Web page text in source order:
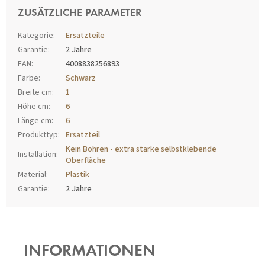
ZUSÄTZLICHE PARAMETER
Kategorie:
Ersatzteile
Garantie:
2 Jahre
EAN:
4008838256893
Farbe:
Schwarz
Breite cm:
1
Höhe cm:
6
Länge cm:
6
Produkttyp: Ersatzteil
Installation:
Kein Bohren - extra starke selbstklebende
Oberfläche
Material:
Plastik
Garantie:
2 Jahre
INFORMATIONEN